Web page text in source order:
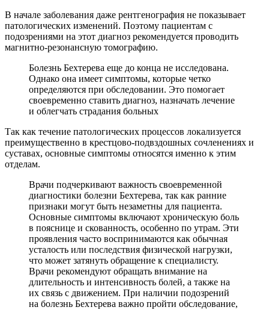
В начале заболевания даже рентгенография не показывает
патологических изменений. Поэтому пациентам с
подозрениями на этот диагноз рекомендуется проводить
магнитно-резонансную томографию.
Болезнь Бехтерева еще до конца не исследована.
Однако она имеет симптомы, которые четко
определяются при обследовании. Это помогает
своевременно ставить диагноз, назначать лечение
и облегчать страдания больных
Так как течение патологических процессов локализуется
преимущественно в крестцово-подвздошных сочленениях и
суставах, основные симптомы относятся именно к этим
отделам.
Врачи подчеркивают важность своевременной
диагностики болезни Бехтерева, так как ранние
признаки могут быть незаметны для пациента.
Основные симптомы включают хроническую боль
в пояснице и скованность, особенно по утрам. Эти
проявления часто воспринимаются как обычная
усталость или последствия физической нагрузки,
что может затянуть обращение к специалисту.
Врачи рекомендуют обращать внимание на
длительность и интенсивность болей, а также на
их связь с движением. При наличии подозрений
на болезнь Бехтерева важно пройти обследование,